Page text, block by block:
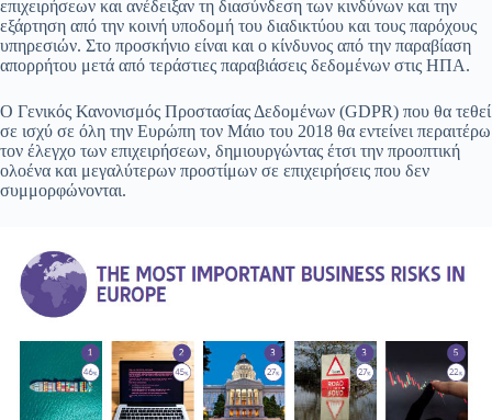
επιχειρήσεων και ανέδειξαν τη διασύνδεση των κινδύνων και την
εξάρτηση από την κοινή υποδομή του διαδικτύου και τους παρόχους
υπηρεσιών. Στο προσκήνιο είναι και ο κίνδυνος από την παραβίαση
απορρήτου μετά από τεράστιες παραβιάσεις δεδομένων στις ΗΠΑ.
Ο Γενικός Κανονισμός Προστασίας Δεδομένων (GDPR) που θα τεθεί
σε ισχύ σε όλη την Ευρώπη τον Μάιο του 2018 θα εντείνει περαιτέρω
τον έλεγχο των επιχειρήσεων, δημιουργώντας έτσι την προοπτική
ολοένα και μεγαλύτερων προστίμων σε επιχειρήσεις που δεν
συμμορφώνονται.